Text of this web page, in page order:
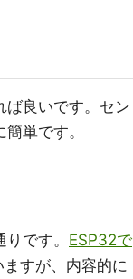
ば良いです。セン
単です。
です。 ESP32で
すが、内容的に